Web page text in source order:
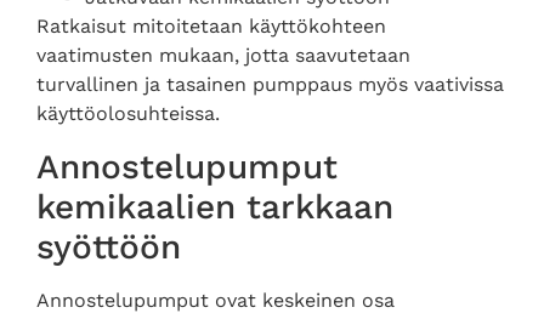
Ratkaisut mitoitetaan käyttökohteen
vaatimusten mukaan, jotta saavutetaan
turvallinen ja tasainen pumppaus myös vaativissa
käyttöolosuhteissa.
Annostelupumput
kemikaalien tarkkaan
syöttöön
Annostelupumput ovat keskeinen osa